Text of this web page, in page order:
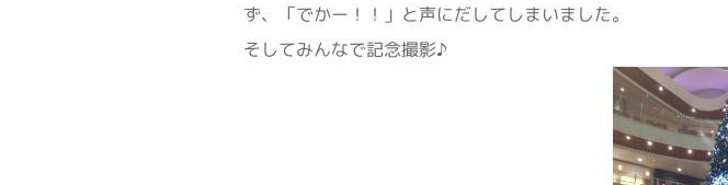
ず、「でかー！！」と声にだしてしまいました。
そしてみんなで記念撮影♪